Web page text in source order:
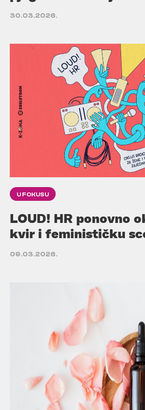
30.03.2026.
U FOKUSU
LOUD! HR ponovno
kvir i feminističku
09.03.2026.